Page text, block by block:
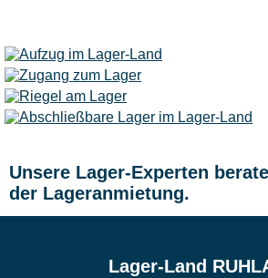
Unsere Lager-Experten
der Lageranmietung.
Lager-Land